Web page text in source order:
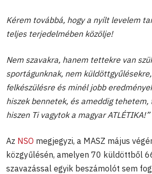
Kérem továbbá, hogy a nyílt levelem
teljes terjedelmében közölje!
Nem szavakra, hanem tettekre van
sportágunknak, nem
felkészülésre és minél jobb
hiszek bennetek, és ameddig
hiszen Ti vagytok a magyar ATLÉTIKA!”
Az NSO megjegyzi, a MASZ május
közgyűlésén, amelyen 70 küldöttből
szavazással egyik beszámolót sem